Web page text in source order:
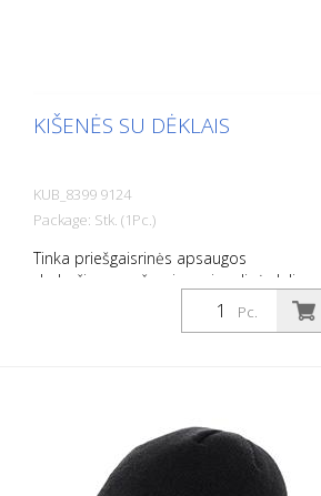
KIŠENĖS SU DĖKLAIS
KUB_8399 9124
Package: Stk. (1Pc.)
Tinka priešgaisrinės apsaugos
drabužiams - užsegimas ir galinė dalis
pagaminti iš poliamido 6,6 - atsparus
liepsnai - Plotis: 38 mm - Elastingumas
Pc.